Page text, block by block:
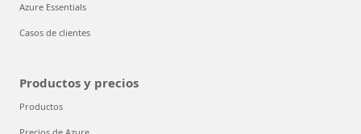
Azure Essentials
Casos de clientes
Productos y precios
Productos